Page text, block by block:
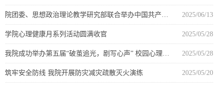
院团委、思想政治理论教学研究部联合举办中国共产党人精神谱... 2025/06/13
学院心理健康月系列活动圆满收官 2025/05/28
我院成功举办第五届“破茧追光，剧写心声” 校园心理情景剧大... 2025/05/28
筑牢安全防线 我院开展防灾减灾疏散灭火演练 2025/05/20